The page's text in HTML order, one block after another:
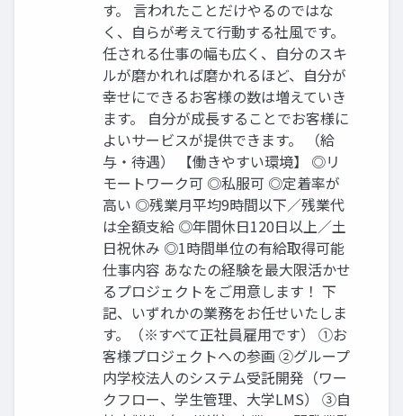
す。 言われたことだけやるのではな
く、自らが考えて行動する社風です。
任される仕事の幅も広く、自分のスキ
ルが磨かれれば磨かれるほど、自分が
幸せにできるお客様の数は増えていき
ます。 自分が成長することでお客様に
よいサービスが提供できます。 （給
与・待遇） 【働きやすい環境】 ◎リ
モートワーク可 ◎私服可 ◎定着率が
高い ◎残業月平均9時間以下／残業代
は全額支給 ◎年間休日120日以上／土
日祝休み ◎1時間単位の有給取得可能
仕事内容 あなたの経験を最大限活かせ
るプロジェクトをご用意します！ 下
記、いずれかの業務をお任せいたしま
す。（※すべて正社員雇用です） ①お
客様プロジェクトへの参画 ②グループ
内学校法人のシステム受託開発（ワー
クフロー、学⽣管理、大学LMS） ③自